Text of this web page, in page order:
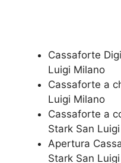
Cassaforte
Luigi Milano
Cassaforte a
Luigi Milano
Cassaforte a
Stark San
​Apertura
Stark San